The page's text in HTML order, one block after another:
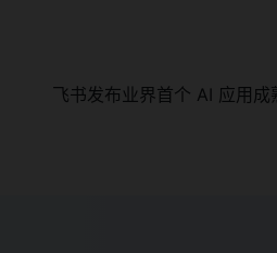
飞书发布业界首个 AI 应用成